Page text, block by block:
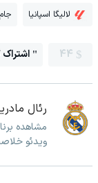
لالیگا اسپانیا جام
44
رئال
مشاهده
ویدئو